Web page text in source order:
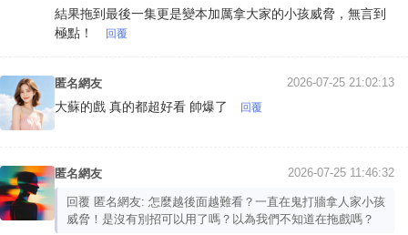
結果拖到最後一集更是變本加厲拿大家的小孩威脅，無言到
極點！
回覆
匿名網友 2026-07-25 21:02:13
大蘇的戲 真的都超好看 帥爆了 回覆
匿名網友 2026-07-25 11:46:32
回覆 匿名網友: 怎麼越後面越難看？一直在鬼打牆拿人家小孩
威脅！是沒有別招可以用了嗎？以為我們不知道在拖戲嗎？